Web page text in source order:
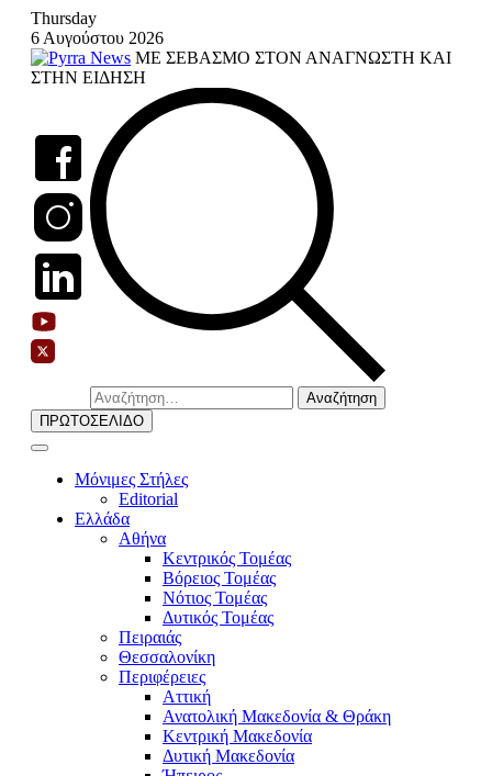
Skip
content
Thursday
6 Αυγούστου 2026
ΜΕ ΣΕΒΑΣΜΟ ΣΤΟΝ ΑΝΑΓΝΩΣΤΗ ΚΑΙ
ΣΤΗΝ ΕΙΔΗΣΗ
Αναζήτηση
για:
ΠΡΩΤΟΣΕΛΙΔΟ
Μόνιμες Στήλες
Editorial
Ελλάδα
Αθήνα
Κεντρικός Τομέας
Βόρειος Τομέας
Νότιος Τομέας
Δυτικός Τομέας
Πειραιάς
Θεσσαλονίκη
Περιφέρειες
Αττική
Ανατολική Μακεδονία & Θράκη
Κεντρική Μακεδονία
Δυτική Μακεδονία